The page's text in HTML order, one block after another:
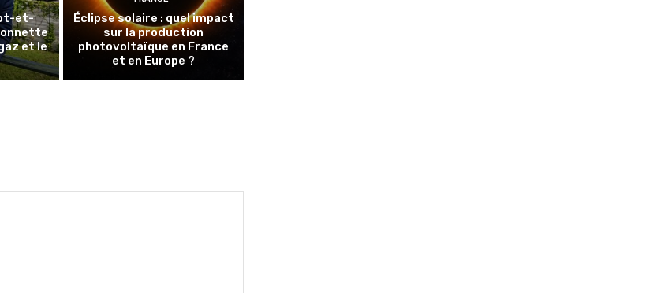
et-
et le
Éclipse solaire : quel impact
sur la production
photovoltaïque en France
et en Europe ?